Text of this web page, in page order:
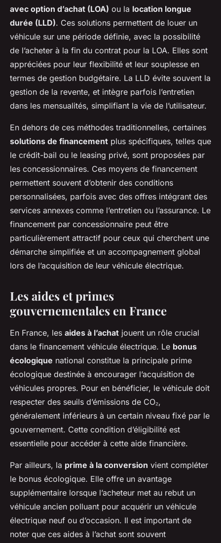
avec option d’achat (LOA) ou la location longue
durée (LLD). Ces solutions permettent de louer un
véhicule sur une période définie, avec la possibilité
de l’acheter à la fin du contrat pour la LOA. Elles sont
appréciées pour leur flexibilité et leur souplesse en
termes de gestion budgétaire. La LLD évite souvent la
gestion de la revente, et intègre parfois l’entretien
dans les mensualités, simplifiant la vie de l’utilisateur.
En dehors de ces méthodes traditionnelles, certaines
solutions de financement plus spécifiques, telles que
le crédit-bail ou le leasing privé, sont proposées par
les concessionnaires. Ces moyens de financement
permettent souvent d’obtenir des conditions
personnalisées, parfois avec des offres intégrant des
services annexes comme l’entretien ou l’assurance. Le
financement par concessionnaire peut être
particulièrement attractif pour ceux qui cherchent une
démarche simplifiée et un accompagnement global
lors de l’acquisition de leur véhicule électrique.
Les aides et primes
gouvernementales en France
En France, les aides à l’achat jouent un rôle crucial
dans le financement véhicule électrique. Le bonus
écologique national constitue la principale prime
écologique destinée à encourager l’acquisition de
véhicules propres. Pour en bénéficier, le véhicule doit
respecter des seuils d’émissions de CO₂,
généralement inférieurs à un certain niveau fixé par le
gouvernement. Cette condition d’éligibilité est
essentielle pour accéder à cette aide financière.
Par ailleurs, la prime à la conversion vient compléter
le bonus écologique. Elle offre un avantage
supplémentaire lorsque l’acheteur met au rebut un
véhicule ancien polluant pour acquérir un véhicule
électrique neuf ou d’occasion. Il est important de
noter que ces aides à l’achat sont souvent